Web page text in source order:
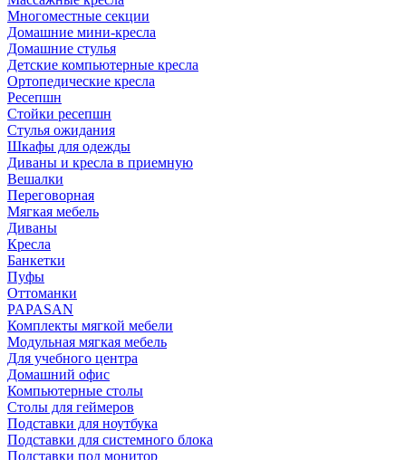
Многоместные секции
Домашние мини-кресла
Домашние стулья
Детские компьютерные кресла
Ортопедические кресла
Ресепшн
Стойки ресепшн
Стулья ожидания
Шкафы для одежды
Диваны и кресла в приемную
Вешалки
Переговорная
Мягкая мебель
Диваны
Кресла
Банкетки
Пуфы
Оттоманки
PAPASAN
Комплекты мягкой мебели
Модульная мягкая мебель
Для учебного центра
Домашний офис
Компьютерные столы
Столы для геймеров
Подставки для ноутбука
Подставки для системного блока
Подставки под монитор